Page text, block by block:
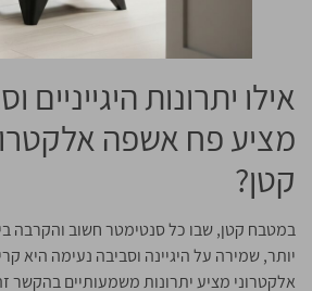
אילו יתרונות היגייניים
מציע פח אשפה
קטן?
במטבח קטן, שבו כל סנטימטר חשוב והקרבה
יותר, שמירה על היגיינה וסביבה נעימה היא
אלקטרוני מציע יתרונות משמעותיים בהקשר